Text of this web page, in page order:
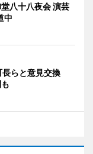
八十八夜会 演芸
中
長らと意見交換